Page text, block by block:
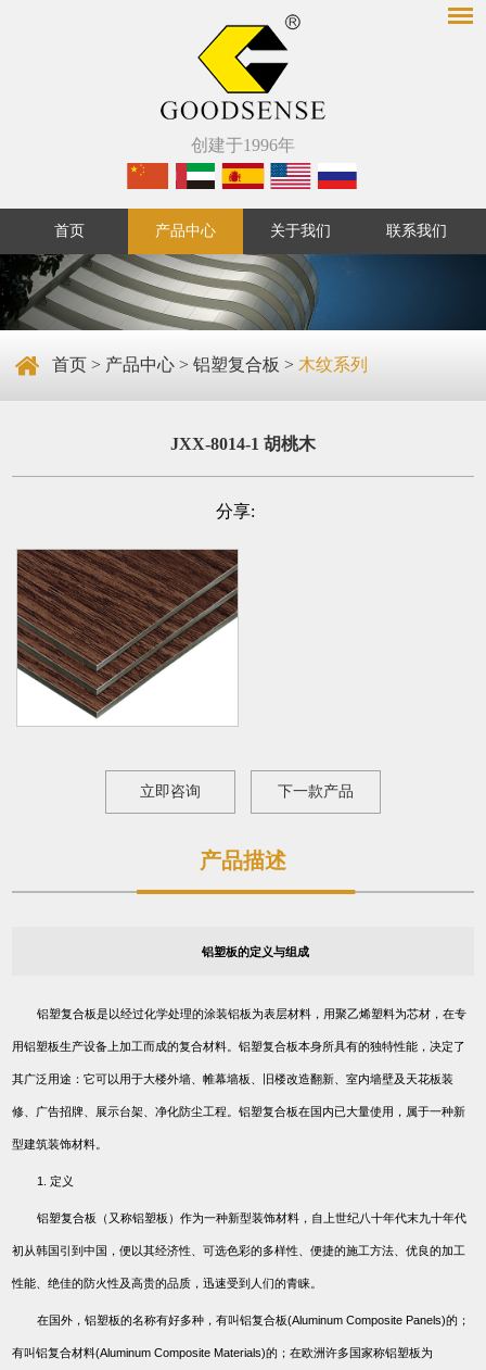
创建于1996年
首页 产品中心 关于我们 联系我们
首页 > 产品中心 >铝塑复合板 > 木纹系列
JXX-8014-1 胡桃木
分享:
立即咨询 下一款产品
产品描述
铝塑板的定义与组成
铝塑复合板是以经过化学处理的涂装铝板为表层材料，用聚乙烯塑料为芯材，在专
用铝塑板生产设备上加工而成的复合材料。铝塑复合板本身所具有的独特性能，决定了
其广泛用途：它可以用于大楼外墙、帷幕墙板、旧楼改造翻新、室内墙壁及天花板装
修、广告招牌、展示台架、净化防尘工程。铝塑复合板在国内已大量使用，属于一种新
型建筑装饰材料。
1.定义
铝塑复合板（又称铝塑板）作为一种新型装饰材料，自上世纪八十年代末九十年代
初从韩国引到中国，便以其经济性、可选色彩的多样性、便捷的施工方法、优良的加工
性能、绝佳的防火性及高贵的品质，迅速受到人们的青睐。
在国外，铝塑板的名称有好多种，有叫铝复合板(Aluminum Composite Panels)的；
有叫铝复合材料(Aluminum Composite Materials)的；在欧洲许多国家称铝塑板为